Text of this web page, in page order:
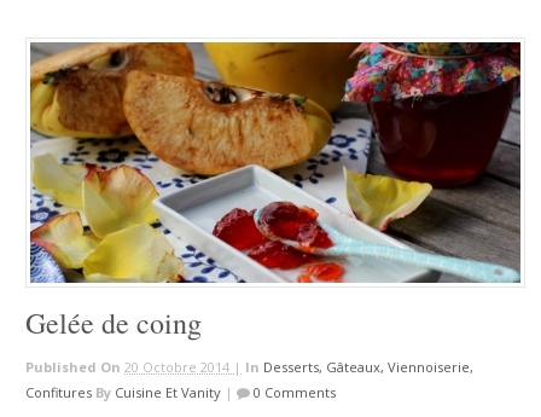
Gelée de coing
Published On20 Octobre 2014 | In Desserts, Gâteaux, Viennoiserie,
Confitures By Cuisine Et Vanity | 0 Comments